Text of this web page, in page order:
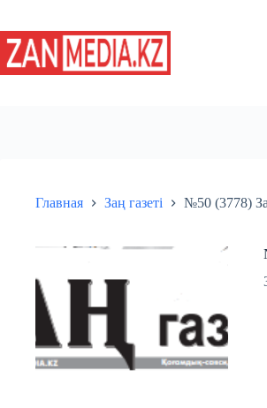
сути
Главная Заң газеті №50 (3778)